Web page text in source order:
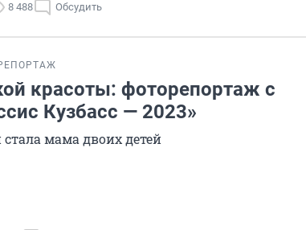
8 488 Обсудить
красоты: фоторепортаж с
Кузбасс — 2023»
мама двоих детей